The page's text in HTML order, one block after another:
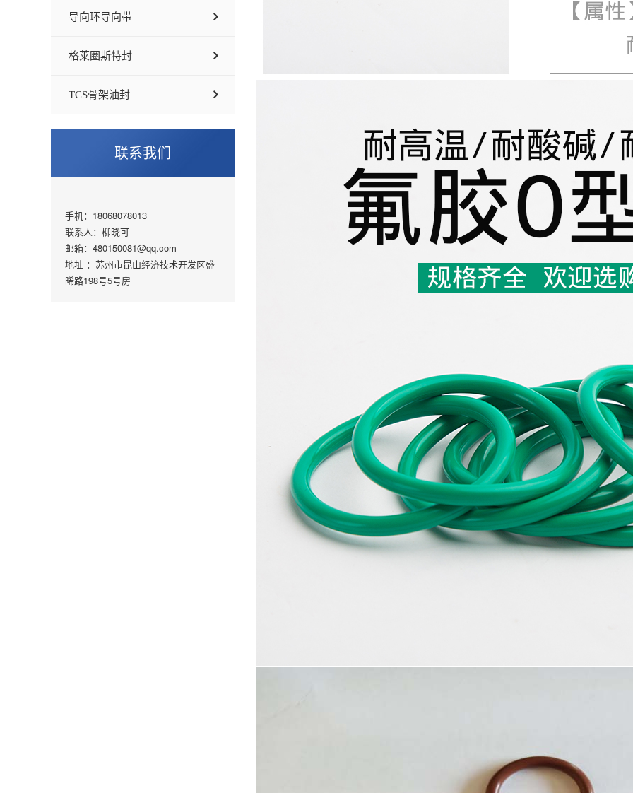
导向环导向带
格莱圈斯特封
TCS骨架油封
联系我们
手机：18068078013
联系人：柳晓可
邮箱：480150081@qq.com
地址 ：苏州市昆山经济技术开发区盛
晞路198号5号房